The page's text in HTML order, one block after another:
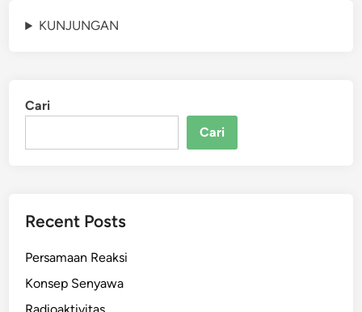
KUNJUNGAN
Cari
Cari
Recent Posts
Persamaan Reaksi
Konsep Senyawa